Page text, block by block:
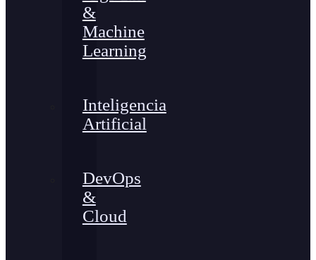
&
Machine
Learning
Inteligencia
Artificial
DevOps
&
Cloud